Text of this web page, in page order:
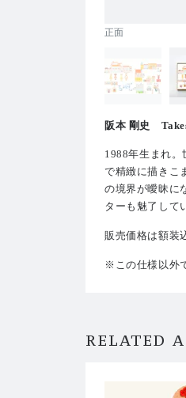
正面
阪本 剛史
1988年生まれ
で精緻に描きこ
の境界が曖昧に
ターも魅了して
販売価格は額装
※この仕様以外
RELATED